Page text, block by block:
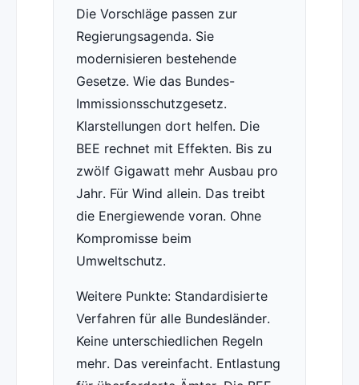
Die Vorschläge passen zur
Regierungsagenda. Sie
modernisieren bestehende
Gesetze. Wie das Bundes-
Immissionsschutzgesetz.
Klarstellungen dort helfen. Die
BEE rechnet mit Effekten. Bis zu
zwölf Gigawatt mehr Ausbau pro
Jahr. Für Wind allein. Das treibt
die Energiewende voran. Ohne
Kompromisse beim
Umweltschutz.
Weitere Punkte: Standardisierte
Verfahren für alle Bundesländer.
Keine unterschiedlichen Regeln
mehr. Das vereinfacht. Entlastung